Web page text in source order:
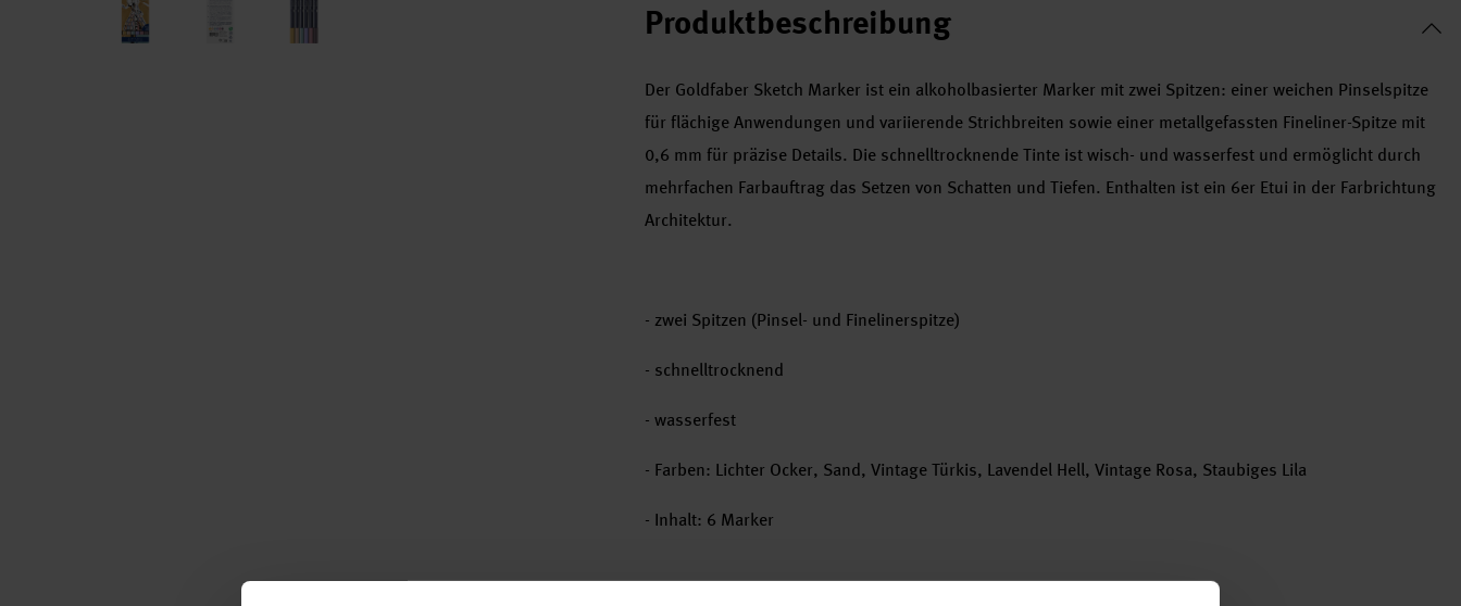
Produktbeschreibung
Der Goldfaber Sketch Marker ist ein alkoholbasierter Marker mit zwei Spitzen: einer weichen Pinselspitze
für flächige Anwendungen und variierende Strichbreiten sowie einer metallgefassten Fineliner-Spitze mit
0,6 mm für präzise Details. Die schnelltrocknende Tinte ist wisch- und wasserfest und ermöglicht durch
mehrfachen Farbauftrag das Setzen von Schatten und Tiefen. Enthalten ist ein 6er Etui in der Farbrichtung
Architektur.
- zwei Spitzen (Pinsel- und Finelinerspitze)
- schnelltrocknend
- wasserfest
- Farben: Lichter Ocker, Sand, Vintage Türkis, Lavendel Hell, Vintage Rosa, Staubiges Lila
- Inhalt: 6 Marker